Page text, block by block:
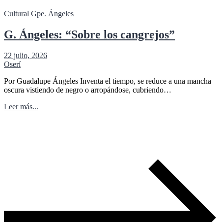
Cultural Gpe. Ángeles
G. Ángeles: “Sobre los cangrejos”
22 julio, 2026
Oserí
Por Guadalupe Ángeles Inventa el tiempo, se reduce a una mancha
oscura vistiendo de negro o arropándose, cubriendo…
Leer más...